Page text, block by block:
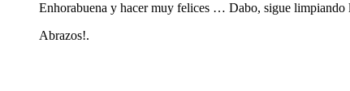
Enhorabuena y hacer muy felices … Dabo, sigue
Abrazos!.